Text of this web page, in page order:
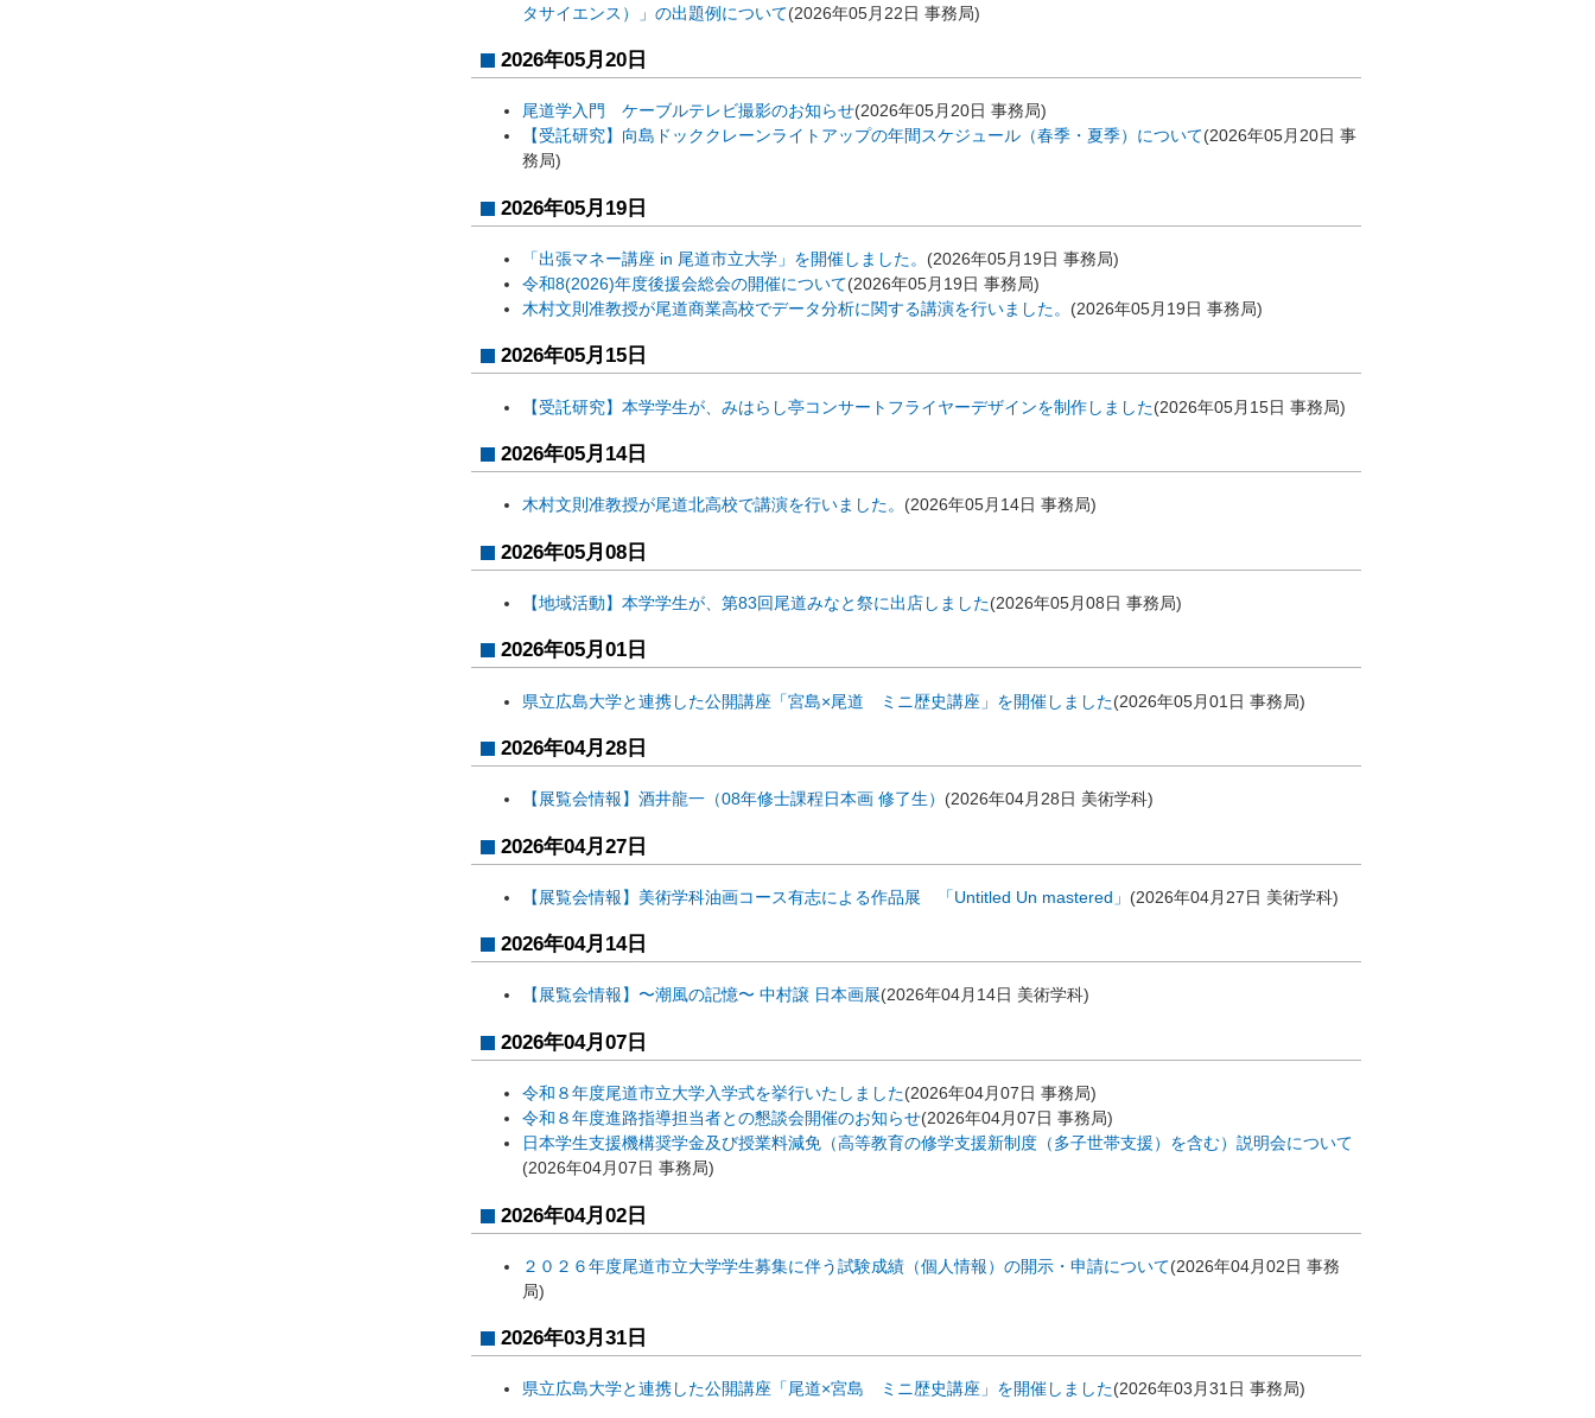
タサイエンス）」の出題例について(2026年05月22日 事務局)
2026年05月20日
尾道学入門 ケーブルテレビ撮影のお知らせ(2026年05月20日 事務局)
【受託研究】向島ドッククレーンライトアップの年間スケジュール（春季・夏季）について(2026年05月20日 事
務局)
2026年05月19日
「出張マネー講座 in 尾道市立大学」を開催しました。 (2026年05月19日 事務局)
令和8(2026)年度後援会総会の開催について(2026年05月19日 事務局)
木村文則准教授が尾道商業高校でデータ分析に関する講演を行いました。 (2026年05月19日 事務局)
2026年05月15日
【受託研究】本学学生が、みはらし亭コンサートフライヤーデザインを制作しました(2026年05月15日 事務局)
2026年05月14日
木村文則准教授が尾道北高校で講演を行いました。 (2026年05月14日 事務局)
2026年05月08日
【地域活動】本学学生が、第83回尾道みなと祭に出店しました(2026年05月08日 事務局)
2026年05月01日
県立広島大学と連携した公開講座「宮島×尾道 ミニ歴史講座」を開催しました(2026年05月01日 事務局)
2026年04月28日
【展覧会情報】酒井龍一（08年修士課程日本画 修了生） (2026年04月28日 美術学科)
2026年04月27日
【展覧会情報】美術学科油画コース有志による作品展 「Untitled Un mastered」 (2026年04月27日 美術学科)
2026年04月14日
【展覧会情報】〜潮風の記憶〜 中村譲 日本画展(2026年04月14日 美術学科)
2026年04月07日
令和８年度尾道市立大学入学式を挙行いたしました(2026年04月07日 事務局)
令和８年度進路指導担当者との懇談会開催のお知らせ(2026年04月07日 事務局)
日本学生支援機構奨学金及び授業料減免（高等教育の修学支援新制度（多子世帯支援）を含む）説明会について
(2026年04月07日 事務局)
2026年04月02日
２０２６年度尾道市立大学学生募集に伴う試験成績（個人情報）の開示・申請について(2026年04月02日 事務
局)
2026年03月31日
県立広島大学と連携した公開講座「尾道×宮島 ミニ歴史講座」を開催しました(2026年03月31日 事務局)